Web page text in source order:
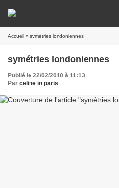
Accueil » symétries londoniennes
symétries londoniennes
Publié le 22/02/2010 à 11:13
Par celine in paris